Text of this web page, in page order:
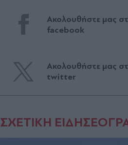
Ακολουθήστε μας
facebook
Ακολουθήστε μας
twitter
ΣΧΕΤΙΚΗ